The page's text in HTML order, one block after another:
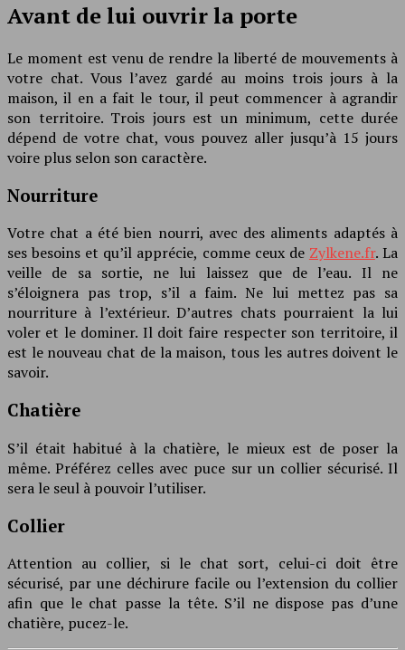
Avant de lui ouvrir la porte
Le moment est venu de rendre la liberté de mouvements à
votre chat. Vous l’avez gardé au moins trois jours à la
maison, il en a fait le tour, il peut commencer à agrandir
son territoire. Trois jours est un minimum, cette durée
dépend de votre chat, vous pouvez aller jusqu’à 15 jours
voire plus selon son caractère.
Nourriture
Votre chat a été bien nourri, avec des aliments adaptés à
ses besoins et qu’il apprécie, comme ceux de Zylkene.fr. La
veille de sa sortie, ne lui laissez que de l’eau. Il ne
s’éloignera pas trop, s’il a faim. Ne lui mettez pas sa
nourriture à l’extérieur. D’autres chats pourraient la lui
voler et le dominer. Il doit faire respecter son territoire, il
est le nouveau chat de la maison, tous les autres doivent le
savoir.
Chatière
S’il était habitué à la chatière, le mieux est de poser la
même. Préférez celles avec puce sur un collier sécurisé. Il
sera le seul à pouvoir l’utiliser.
Collier
Attention au collier, si le chat sort, celui-ci doit être
sécurisé, par une déchirure facile ou l’extension du collier
afin que le chat passe la tête. S’il ne dispose pas d’une
chatière, pucez-le.